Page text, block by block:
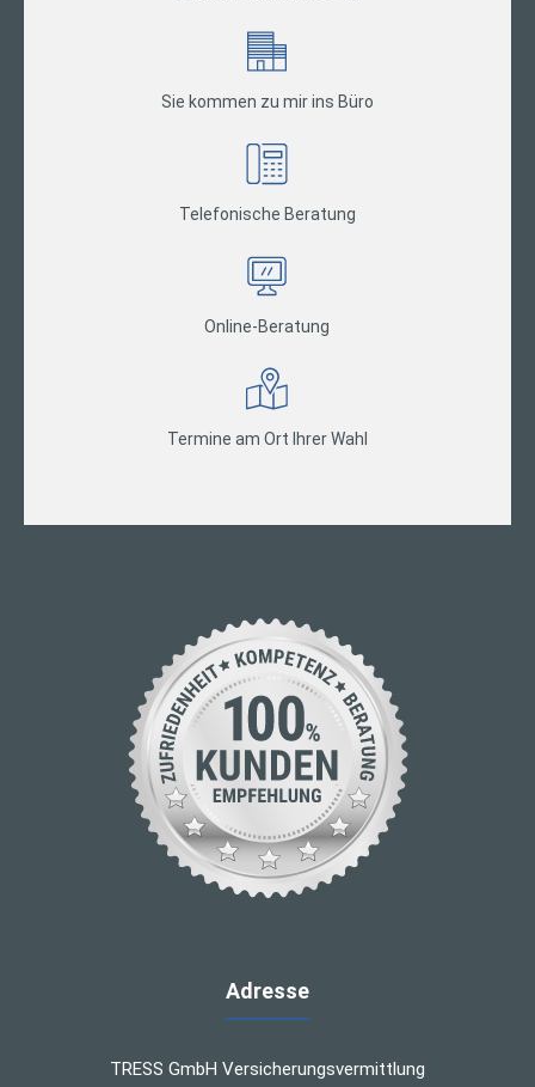
Sie kommen zu mir ins Büro
Telefonische Beratung
Online-Beratung
Termine am Ort Ihrer Wahl
Adresse
TRESS GmbH Versicherungsvermittlung